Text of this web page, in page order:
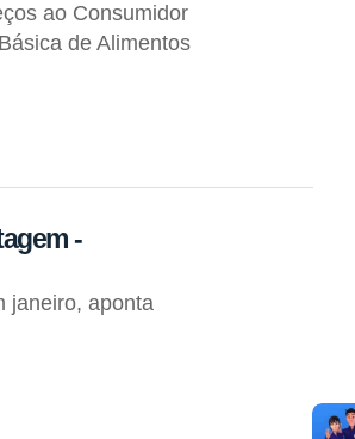
ao Consumidor
de Alimentos
-
janeiro, aponta